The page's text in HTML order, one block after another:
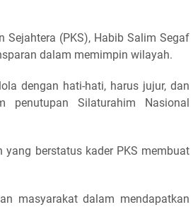
Sejahtera (PKS), Habib Salim Segaf
dalam memimpin wilayah.
dengan hati-hati, harus jujur, dan
penutupan Silaturahim Nasional
berstatus kader PKS membuat
masyarakat dalam mendapatkan